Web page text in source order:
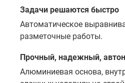
Задачи решаются быстро
Автоматическое
разметочные работы.
Прочный, надежный,
Алюминиевая основа,